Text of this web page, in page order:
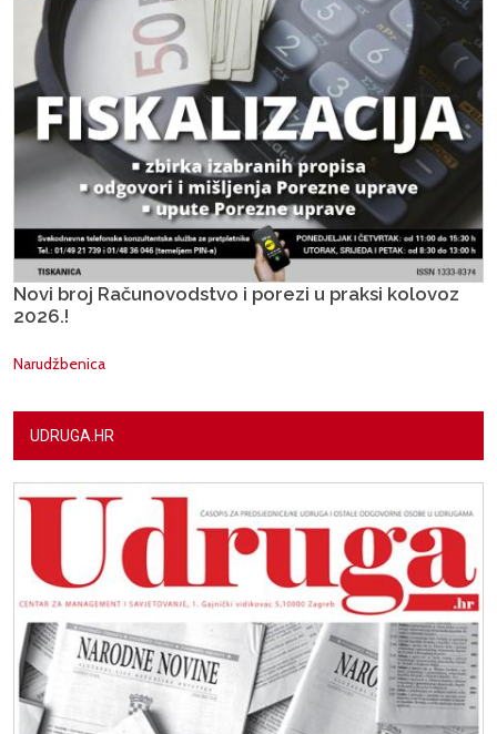
Novi broj Računovodstvo i porezi u praksi kolovoz
2026.!
Narudžbenica
UDRUGA.HR